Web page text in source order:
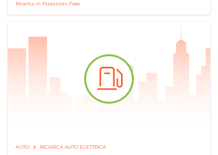
Ricarica in Postazioni Fisse
AUTO RICARICA AUTO ELETTRICA